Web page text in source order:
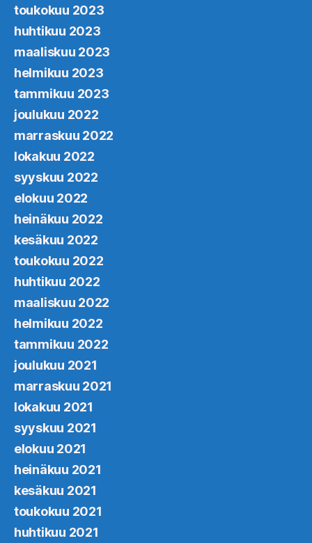
toukokuu 2023
huhtikuu 2023
maaliskuu 2023
helmikuu 2023
tammikuu 2023
joulukuu 2022
marraskuu 2022
lokakuu 2022
syyskuu 2022
elokuu 2022
heinäkuu 2022
kesäkuu 2022
toukokuu 2022
huhtikuu 2022
maaliskuu 2022
helmikuu 2022
tammikuu 2022
joulukuu 2021
marraskuu 2021
lokakuu 2021
syyskuu 2021
elokuu 2021
heinäkuu 2021
kesäkuu 2021
toukokuu 2021
huhtikuu 2021